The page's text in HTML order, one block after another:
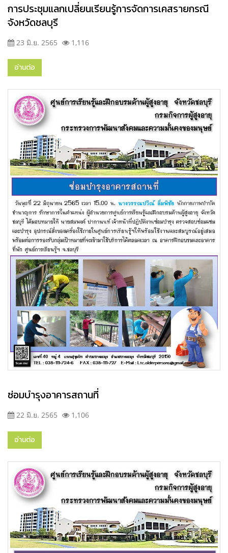
การประชุมแลกเปลี่ยนเรียนรู้การจัดการเคสรายกรณี
จังหวัดชลบุรี
23 มิ.ย. 2565 1,116
อ่านต่อ
ซ่อมบำรุงอาคารสถานที่
22 มิ.ย. 2565 1,106
อ่านต่อ